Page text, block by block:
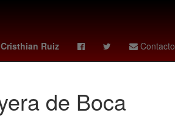
Cristhian Ruiz Contacto
OTAN Santiago Giménez
de Boca